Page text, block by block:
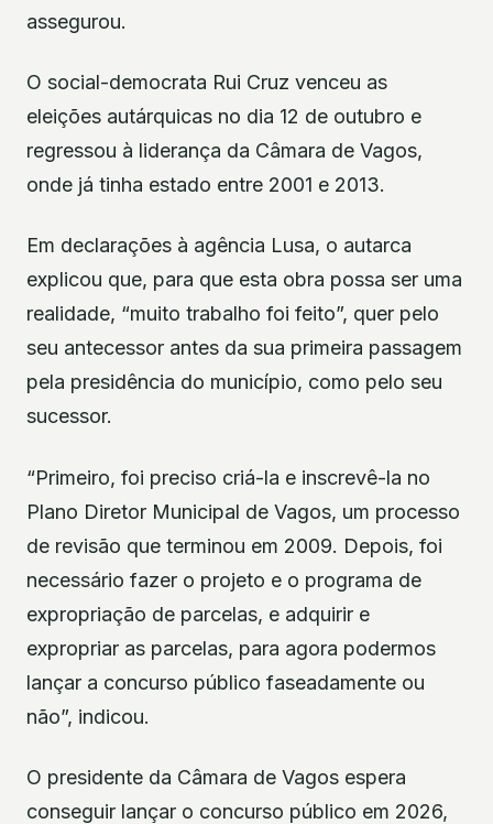
assegurou.
O social-democrata Rui Cruz venceu as
eleições autárquicas no dia 12 de outubro e
regressou à liderança da Câmara de Vagos,
onde já tinha estado entre 2001 e 2013.
Em declarações à agência Lusa, o autarca
explicou que, para que esta obra possa ser uma
realidade, “muito trabalho foi feito”, quer pelo
seu antecessor antes da sua primeira passagem
pela presidência do município, como pelo seu
sucessor.
“Primeiro, foi preciso criá-la e inscrevê-la no
Plano Diretor Municipal de Vagos, um processo
de revisão que terminou em 2009. Depois, foi
necessário fazer o projeto e o programa de
expropriação de parcelas, e adquirir e
expropriar as parcelas, para agora podermos
lançar a concurso público faseadamente ou
não”, indicou.
O presidente da Câmara de Vagos espera
conseguir lançar o concurso público em 2026,